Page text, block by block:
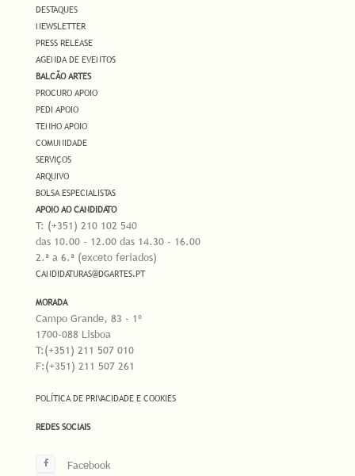
DESTAQUES
NEWSLETTER
PRESS RELEASE
AGENDA DE EVENTOS
BALCÃO ARTES
PROCURO APOIO
PEDI APOIO
TENHO APOIO
COMUNIDADE
SERVIÇOS
ARQUIVO
BOLSA ESPECIALISTAS
APOIO AO CANDIDATO
T: (+351) 210 102 540
das 10.00 - 12.00 das 14.30 - 16.00
2.ª a 6.ª (exceto feriados)
CANDIDATURAS@DGARTES.PT
MORADA
Campo Grande, 83 - 1º
1700-088 Lisboa
T:(+351) 211 507 010
F:(+351) 211 507 261
POLÍTICA DE PRIVACIDADE E COOKIES
REDES SOCIAIS
Facebook